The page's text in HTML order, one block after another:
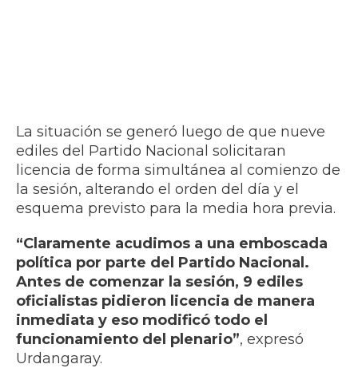
La situación se generó luego de que nueve
ediles del Partido Nacional solicitaran
licencia de forma simultánea al comienzo de
la sesión, alterando el orden del día y el
esquema previsto para la media hora previa.
“Claramente acudimos a una emboscada
política por parte del Partido Nacional.
Antes de comenzar la sesión, 9 ediles
oficialistas pidieron licencia de manera
inmediata y eso modificó todo el
funcionamiento del plenario”, expresó
Urdangaray.